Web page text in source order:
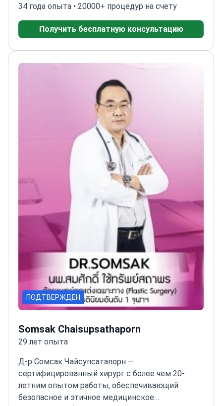
34 года опыта • 20000+ процедур на счету
Получить бесплатную консультацию
ПОДТВЕРЖДЕН
Somsak Chaisupsathaporn
29 лет опыта
Д-р Сомсак Чайсупсатапорн —
сертифицированный хирург с более чем 20-
летним опытом работы, обеспечивающий
безопасное и этичное медицинское